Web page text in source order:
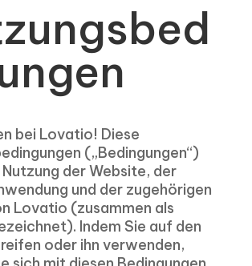
bei Lovatio! Diese
(„Bedingungen“)
Nutzung der Website, der
und der zugehörigen
Lovatio (zusammen als
Indem Sie auf den
oder ihn verwenden,